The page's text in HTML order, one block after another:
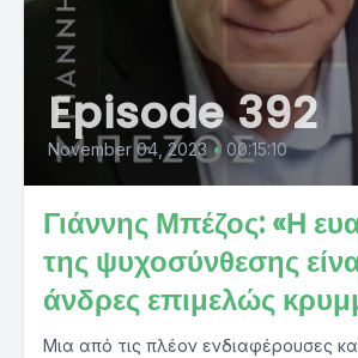
Episode 392
November 04, 2023 • 00:15:10
Γιάννης Μπέζος: «Η
της ψυχοσύνθεσης
άνδρες επιμελώς
Μια από τις πλέον ενδιαφέρουσες